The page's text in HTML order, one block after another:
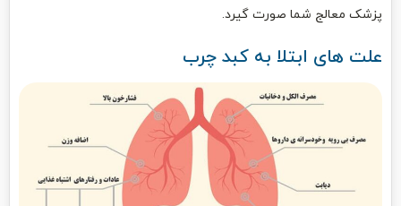
پزشک معالج شما صورت گیرد.
علت های ابتلا به کبد چرب